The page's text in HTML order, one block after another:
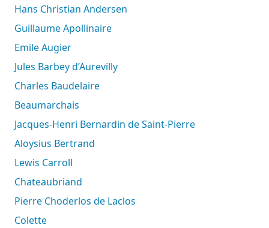
Hans Christian Andersen
Guillaume Apollinaire
Emile Augier
Jules Barbey d’Aurevilly
Charles Baudelaire
Beaumarchais
Jacques-Henri Bernardin de Saint-Pierre
Aloysius Bertrand
Lewis Carroll
Chateaubriand
Pierre Choderlos de Laclos
Colette